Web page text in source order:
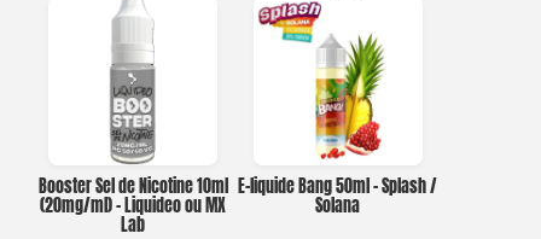
Booster Sel de Nicotine 10ml
(20mg/ml) – Liquideo ou MX
Lab
E-liquide Bang 50ml – Splash /
Solana